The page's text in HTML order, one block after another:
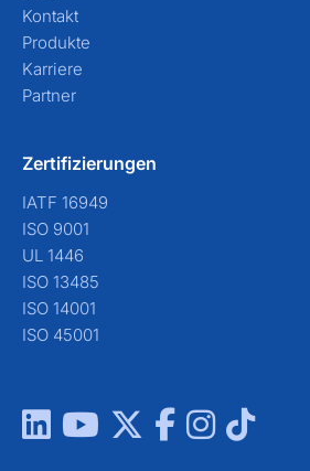
Kontakt
Produkte
Karriere
Partner
Zertifizierungen
IATF 16949
ISO 9001
UL 1446
ISO 13485
ISO 14001
ISO 45001